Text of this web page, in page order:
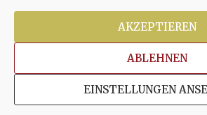
AKZEPTIEREN
ABLEHNEN
EINSTELLUNGEN
Copyright © 2026Stuttgarter
Rechte vorbehalten.